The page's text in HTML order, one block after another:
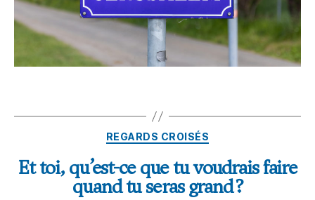
REGARDS CROISÉS
Et toi, qu’est-ce que tu voudrais faire
quand tu seras grand ?